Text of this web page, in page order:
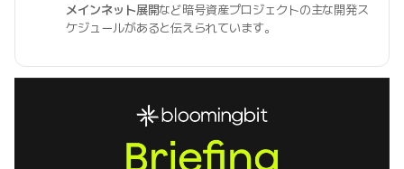
メインネット展開など暗号資産プロジェクトの主な開発ス
ケジュールがあると伝えられています。